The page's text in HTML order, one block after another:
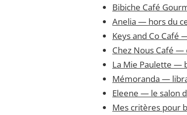
Bibiche Café
Anelia — hors du
Keys and Co Café
Chez Nous Café —
La Mie Paulette —
Mémoranda —
Eleene — le salon
Mes critères pour